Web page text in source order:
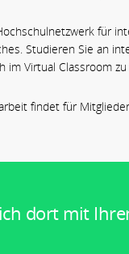
für
Studieren Sie an
im Virtual Classroom
findet für
dort mit